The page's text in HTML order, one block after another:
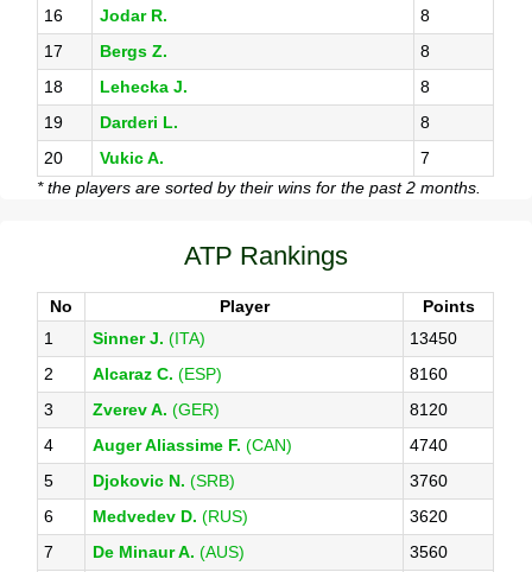
16
Jodar R.
8
17
Bergs Z.
8
18
Lehecka J.
8
19
Darderi L.
8
20
Vukic A.
7
* the players are sorted by their wins for the past 2 months.
ATP Rankings
No Player
Points
1
Sinner J. (ITA)
13450
2
Alcaraz C. (ESP)
8160
3
Zverev A. (GER)
8120
4
Auger Aliassime F. (CAN)
4740
5
Djokovic N. (SRB)
3760
6
Medvedev D. (RUS)
3620
7
De Minaur A. (AUS)
3560